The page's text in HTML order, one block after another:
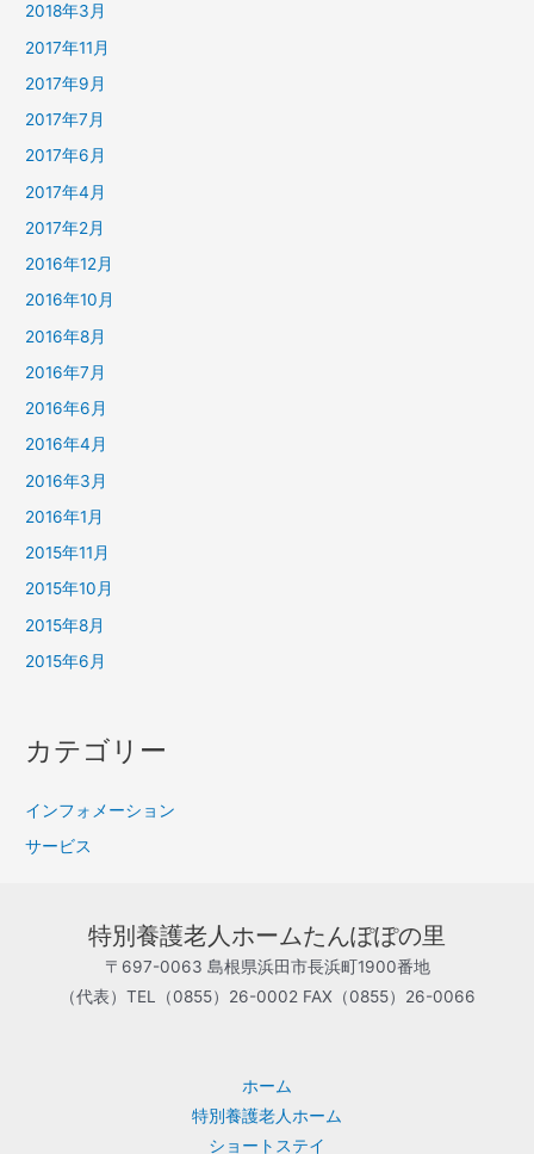
2018年3月
2017年11月
2017年9月
2017年7月
2017年6月
2017年4月
2017年2月
2016年12月
2016年10月
2016年8月
2016年7月
2016年6月
2016年4月
2016年3月
2016年1月
2015年11月
2015年10月
2015年8月
2015年6月
カテゴリー
インフォメーション
サービス
特別養護老人ホームたんぽぽの里
〒697-0063 島根県浜田市長浜町1900番地
（代表）TEL（0855）26-0002 FAX（0855）26-0066
ホーム
特別養護老人ホーム
ショートステイ